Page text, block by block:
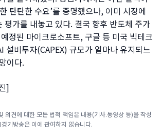
탄탄한 수요’를 증명했으나, 이미 시장에
평가를 내놓고 있다. 결국 향후 반도체 주가
정된 마이크로소프트, 구글 등 미국 빅테크
설비투자(CAPEX) 규모가 얼마나 유지되느
이다.
]
의견에 대한 모든 법적 책임은 내용(기사.동영상 등)을 작성
기방송은 이에 관여하지 않습니다.